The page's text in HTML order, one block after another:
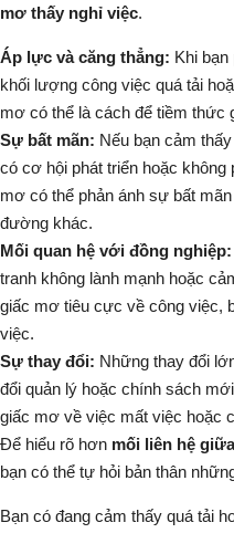
mơ thấy nghỉ việc.
Áp lực và căng thẳng: Khi bạn
khối lượng công việc quá tải
mơ có thể là cách để tiềm thức
Sự bất mãn: Nếu bạn cảm
có cơ hội phát triển hoặc
mơ có thể phản ánh sự bất
đường khác.
Mối quan hệ với đồng nghiệp:
tranh không lành mạnh hoặc
giấc mơ tiêu cực về công việc,
việc.
Sự thay đổi: Những thay đổi
đổi quản lý hoặc chính sách
giấc mơ về việc mất việc hoặc
Để hiểu rõ hơn mối liên hệ
bạn có thể tự hỏi bản thân
Bạn có đang cảm thấy quá tải